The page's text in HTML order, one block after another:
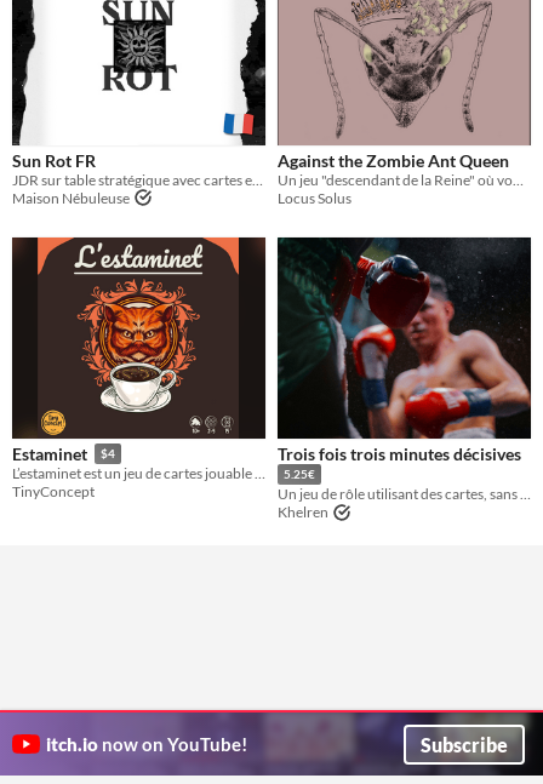
Sun Rot FR
Maison Nébuleuse
Against the Zombie Ant Queen
Locus Solus
Estaminet $4
L’estaminet est un jeu de cartes jouable partout grâce à son mini format, il tient sans mal dans une poche.
TinyConcept
Trois fois trois minutes décisives
5.25€
Un jeu de rôle utilisant des cartes, sans meneur de jeu, pour 2 joueurs, pour une partie d'une heure.
Khelren
itch.io now on YouTube! Subscribe